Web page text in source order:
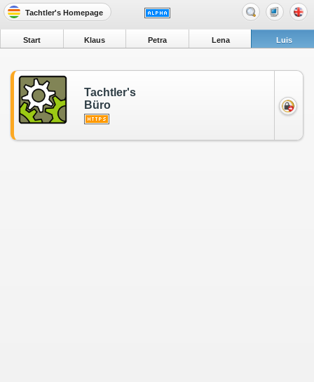
Tachtler's Homepage
Start Klaus Petra Lena Luis
Tachtler's
Büro